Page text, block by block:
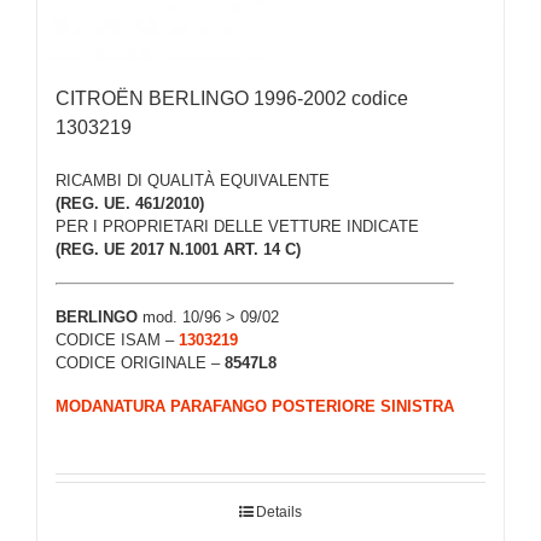
CITROËN BERLINGO 1996-2002 codice
1303219
RICAMBI DI QUALITÀ EQUIVALENTE
(REG. UE. 461/2010)
PER I PROPRIETARI DELLE VETTURE INDICATE
(REG. UE 2017 N.1001 ART. 14 C)
BERLINGO mod. 10/96 > 09/02
CODICE ISAM – 1303219
CODICE ORIGINALE – 8547L8
MODANATURA PARAFANGO POSTERIORE SINISTRA
Details